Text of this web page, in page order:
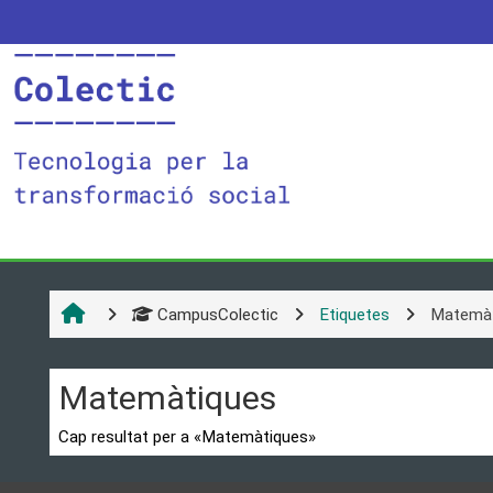
CampusColectic Etiquetes
Matemàtiques
Cap resultat per a «Matemàtiques»